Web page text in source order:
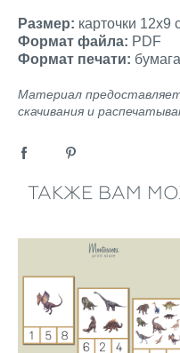
Размер: карточки 12х9
Формат файла: PDF
Формат печати:
Материал
скачивания и
ТАКЖЕ ВАМ